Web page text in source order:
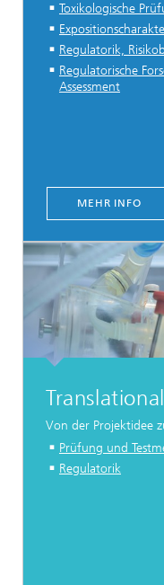
Toxikologische
Regulatorik,
Regulatorische
Assessment
MEHR INFO
Von der Projektidee
Prüfung und
Regulatorik